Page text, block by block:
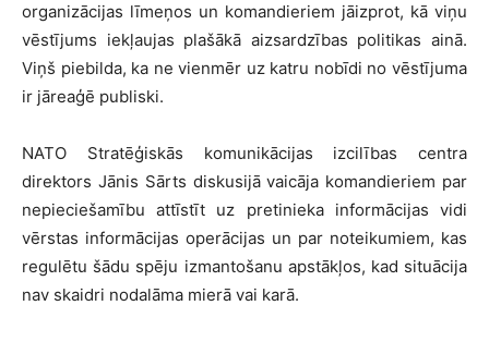
organizācijas līmeņos un komandieriem jāizprot, kā viņu
vēstījums iekļaujas plašākā aizsardzības politikas ainā.
Viņš piebilda, ka ne vienmēr uz katru nobīdi no vēstījuma
ir jāreaģē publiski.
NATO Stratēģiskās komunikācijas izcilības centra
direktors Jānis Sārts diskusijā vaicāja komandieriem par
nepieciešamību attīstīt uz pretinieka informācijas vidi
vērstas informācijas operācijas un par noteikumiem, kas
regulētu šādu spēju izmantošanu apstākļos, kad situācija
nav skaidri nodalāma mierā vai karā.